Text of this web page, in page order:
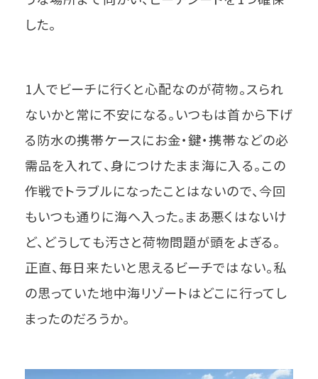
した。
1人でビーチに行くと心配なのが荷物。スられ
ないかと常に不安になる。いつもは首から下げ
る防水の携帯ケースにお金・鍵・携帯などの必
需品を入れて、身につけたまま海に入る。この
作戦でトラブルになったことはないので、今回
もいつも通りに海へ入った。まあ悪くはないけ
ど、どうしても汚さと荷物問題が頭をよぎる。
正直、毎日来たいと思えるビーチではない。私
の思っていた地中海リゾートはどこに行ってし
まったのだろうか。